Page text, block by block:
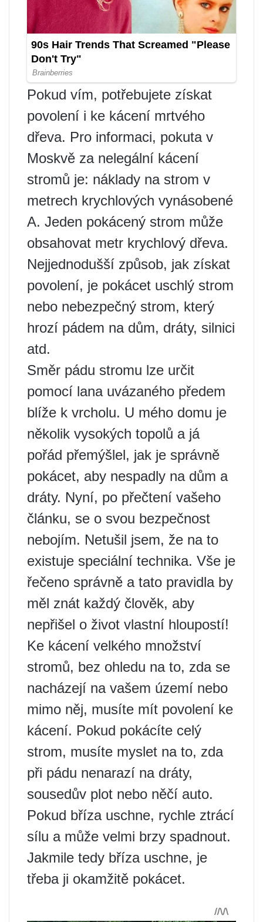
Pokud vím, potřebujete získat
povolení i ke kácení mrtvého
dřeva. Pro informaci, pokuta v
Moskvě za nelegální kácení
stromů je: náklady na strom v
metrech krychlových vynásobené
A. Jeden pokácený strom může
obsahovat metr krychlový dřeva.
Nejjednodušší způsob, jak získat
povolení, je pokácet uschlý strom
nebo nebezpečný strom, který
hrozí pádem na dům, dráty, silnici
atd.
Směr pádu stromu lze určit
pomocí lana uvázaného předem
blíže k vrcholu. U mého domu je
několik vysokých topolů a já
pořád přemýšlel, jak je správně
pokácet, aby nespadly na dům a
dráty. Nyní, po přečtení vašeho
článku, se o svou bezpečnost
nebojím. Netušil jsem, že na to
existuje speciální technika. Vše je
řečeno správně a tato pravidla by
měl znát každý člověk, aby
nepřišel o život vlastní hloupostí!
Ke kácení velkého množství
stromů, bez ohledu na to, zda se
nacházejí na vašem území nebo
mimo něj, musíte mít povolení ke
kácení. Pokud pokácíte celý
strom, musíte myslet na to, zda
při pádu nenarazí na dráty,
sousedův plot nebo něčí auto.
Pokud bříza uschne, rychle ztrácí
sílu a může velmi brzy spadnout.
Jakmile tedy bříza uschne, je
třeba ji okamžitě pokácet.